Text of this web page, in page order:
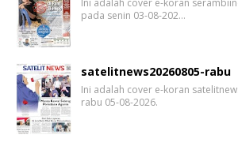
Ini adalah cover e-koran
pada senin 03-08-202…
satelitnews20260805-rabu
Ini adalah cover e-koran
rabu 05-08-2026.